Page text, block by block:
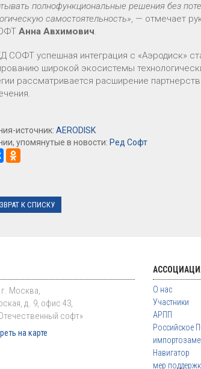
полнофункциональные решения без
самостоятельность», — отмечает
Анна Авхимович.
СОФТ успешная интеграция с «Аэродиск»
широкой экосистемы
рассматривается расширение
источник: AERODISK
упомянутые в новости: Ред Софт
К СПИСКУ
г. Москва,
д. 9, офис 43,
софт»
на карте
О нас
Участники
АРПП
Российское
Навигатор
мер